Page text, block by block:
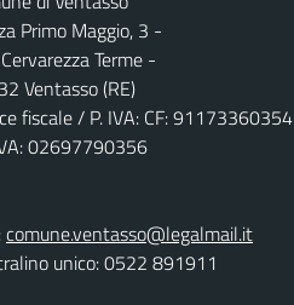
Primo Maggio, 3 -
Terme -
Ventasso (RE)
fiscale / P. IVA: CF: 91173360354
02697790356
comune.ventasso@legalmail.it
unico: 0522 891911